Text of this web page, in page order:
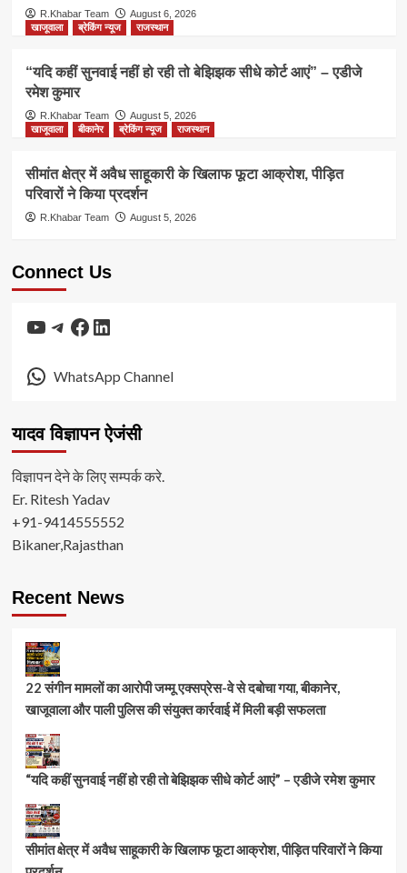
R.Khabar Team
August 6, 2026
खाजूवाला
ब्रेकिंग न्यूज राजस्थान
“यदि कहीं सुनवाई नहीं हो रही तो बेझिझक सीधे कोर्ट आएं” – एडीजे
रमेश कुमार
R.Khabar Team
August 5, 2026
खाजूवाला
बीकानेर ब्रेकिंग न्यूज राजस्थान
सीमांत क्षेत्र में अवैध साहूकारी के खिलाफ फूटा आक्रोश, पीड़ित
परिवारों ने किया प्रदर्शन
R.Khabar Team August 5, 2026
Connect Us
YouTube
Telegram
Facebook
LinkedIn
WhatsApp Channel
यादव विज्ञापन ऐजंसी
विज्ञापन देने के लिए सम्पर्क करे.
Er. Ritesh Yadav
+91-9414555552
Bikaner,Rajasthan
Recent News
22 संगीन मामलों का आरोपी जम्मू एक्सप्रेस-वे से दबोचा गया, बीकानेर,
खाजूवाला और पाली पुलिस की संयुक्त कार्रवाई में मिली बड़ी सफलता
“यदि कहीं सुनवाई नहीं हो रही तो बेझिझक सीधे कोर्ट आएं” – एडीजे रमेश कुमार
सीमांत क्षेत्र में अवैध साहूकारी के खिलाफ फूटा आक्रोश, पीड़ित परिवारों ने किया